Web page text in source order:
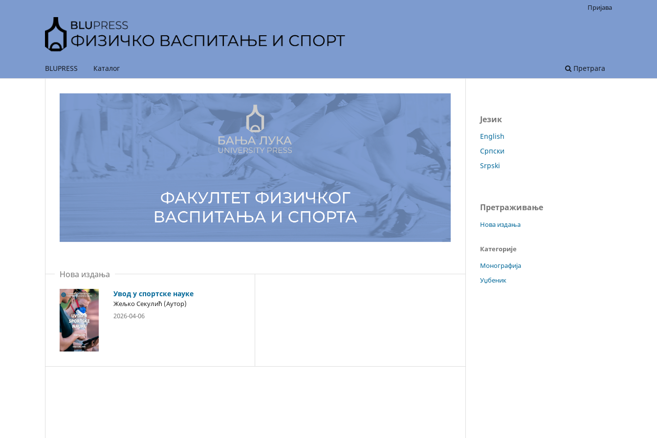
BLUPRESS Каталог Претрага
Пријава
Нова издања
Увод у спортске науке
Жељко Секулић (Аутор)
2026-04-06
Језик
English
Српски
Srpski
Претраживање
Нова издања
Категорије
Монографија
Уџбеник